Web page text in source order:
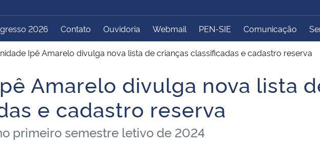
Ministério do Turismo
Ministério do
Desenvolvimento Regional
Controladoria-Geral da
União
Gabinete de Segurança
Institucional
Advocacia-Geral da União Banco Central do Brasil
do Sítio2026 Contato Ouvidoria Webmail PEN-SIE Comunicação
Ipê Amarelo divulga nova lista de crianças classificadas e cadastro reserva
Amarelo divulga nova lista
e cadastro reserva
primeiro semestre letivo de 2024